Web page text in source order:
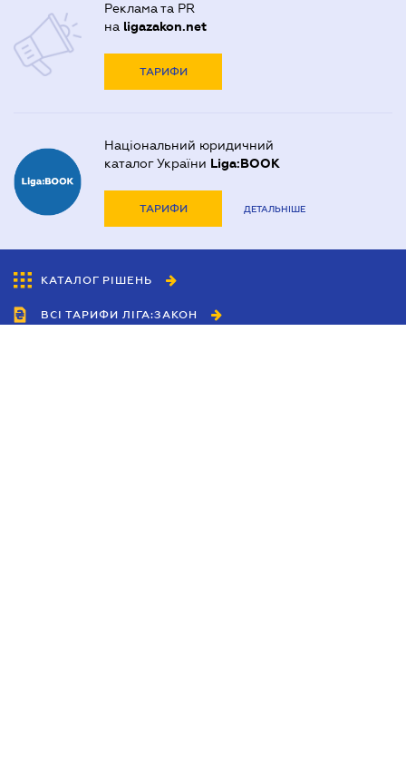
Реклама та PR
на ligazakon.net
ТАРИФИ
Національний юридичний
каталог України Liga:BOOK
ТАРИФИ ДЕТАЛЬНІШЕ
КАТАЛОГ РІШЕНЬ
ВСІ ТАРИФИ ЛІГА:ЗАКОН